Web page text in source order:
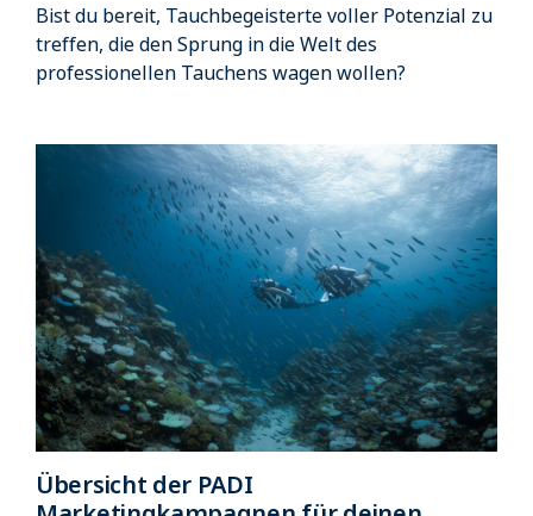
Bist du bereit, Tauchbegeisterte voller Potenzial zu
treffen, die den Sprung in die Welt des
professionellen Tauchens wagen wollen?
Übersicht der PADI